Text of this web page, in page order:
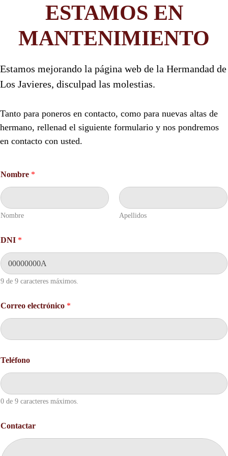
ESTAMOS EN
MANTENIMIENTO
Estamos mejorando la página web de la Hermandad de
Los Javieres, disculpad las molestias.
Tanto para poneros en contacto, como para nuevas altas de
hermano, rellenad el siguiente formulario y nos pondremos
en contacto con usted.
Nombre *
Nombre Apellidos
DNI *
9 de 9 caracteres máximos.
l
c
t
ó
n
c
e
e
r
Correo electrónico *
Teléfono
0 de 9 caracteres máximos.
Contactar